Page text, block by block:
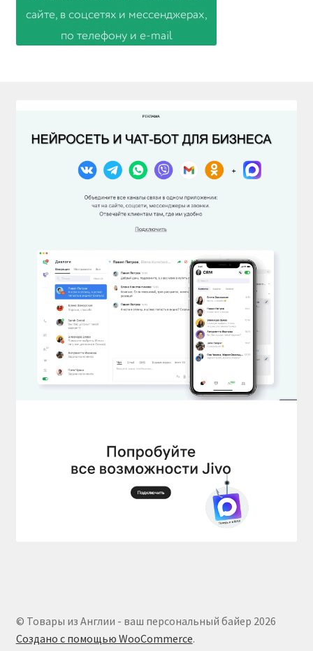
© Товары из Англии - ваш персональный байер 2026
Создано с помощью WooCommerce.